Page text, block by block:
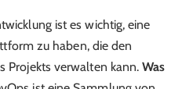
ist es wichtig, eine
zu haben, die den
Projekts verwalten kann.Was